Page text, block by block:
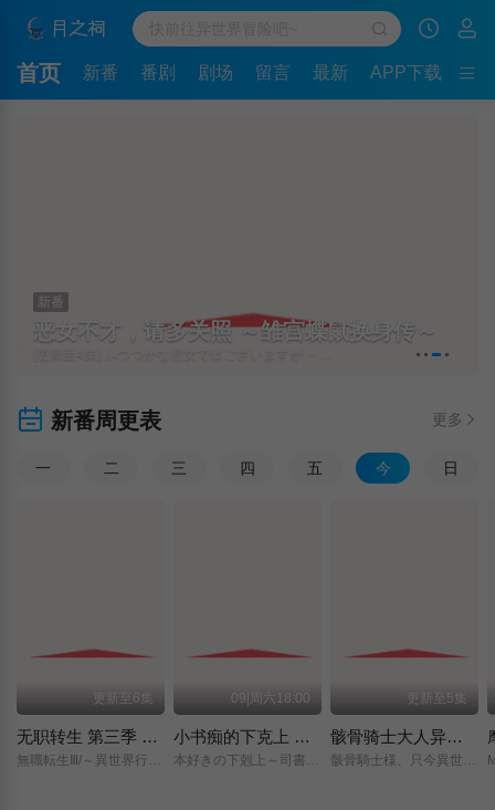
首页 新番 番剧 剧场 留言 最新 APP下载
新番
恶女不才，请多关照 ～雏宫蝶鼠换身传～
新番周更表 更多
一 二 三 四 五 今 日
更新至6集
无职转生 第三季 ～到了异世界就拿出真本事～
無職転生Ⅲ/～異世界行ったら本気だす～/
09|周六18:00
小书痴的下克上 〜为了成为图书管理员而不择手段〜 领主的养女
本好きの下剋上～司書になるためには手段を選んでいられません～/領主の養女/
更新至5集
骸骨骑士大人异世界冒险中 第二季
骸骨騎士様、只今異世界へお出掛け中Ⅱ/